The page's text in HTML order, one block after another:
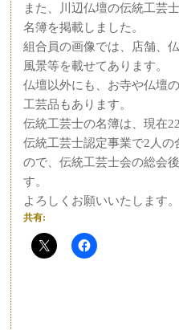
また、川辺仏壇の伝統工芸
名簿を掲載しました。
組合員の画像では、店舗、
風景等を載せてあります。
仏壇以外にも、お寺や仏壇
工芸品もあります。
伝統工芸士の名簿は、現在
伝統工芸士認定事業で2人の
ので、伝統工芸士会の総会
す。
よろしくお願いいたします。
共有: